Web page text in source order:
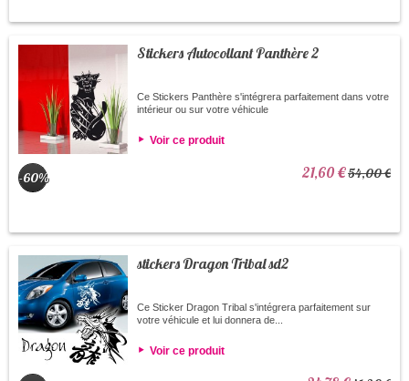
Stickers Autocollant Panthère 2
Ce Stickers Panthère s'intégrera parfaitement dans votre
intérieur ou sur votre véhicule
Voir ce produit
-60% 21,60 €54,00 €
stickers Dragon Tribal sd2
Ce Sticker Dragon Tribal s'intégrera parfaitement sur
votre véhicule et lui donnera de...
Voir ce produit